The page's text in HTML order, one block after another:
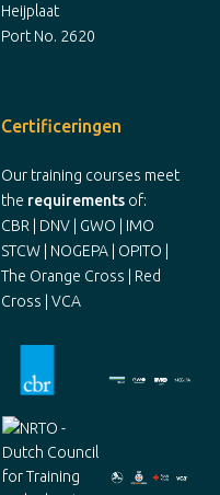
Heijplaat
Port No. 2620
Certificeringen
Our training courses meet
the requirements of:
CBR | DNV | GWO | IMO
STCW | NOGEPA | OPITO |
The Orange Cross | Red
Cross | VCA